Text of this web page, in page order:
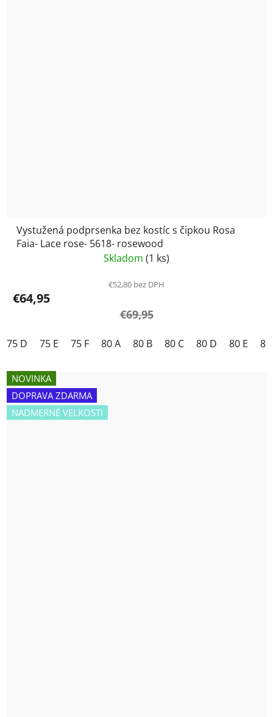
Vystužená podprsenka bez kostíc s čipkou Rosa
Faia- Lace rose- 5618- rosewood
Skladom (1 ks)
€52,80 bez DPH
€64,95
€69,95
75 D 75 E 75 F 80 A 80 B 80 C 80 D 80 E 80
NOVINKA
DOPRAVA ZDARMA
NADMERNÉ VEĽKOSTI